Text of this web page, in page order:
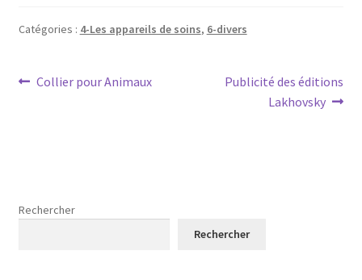
Catégories : 4-Les appareils de soins, 6-divers
Navigation
Article
Collier pour Animaux
Article
suivant :
Publicité des éditions
Lakhovsky
Rechercher
Rechercher